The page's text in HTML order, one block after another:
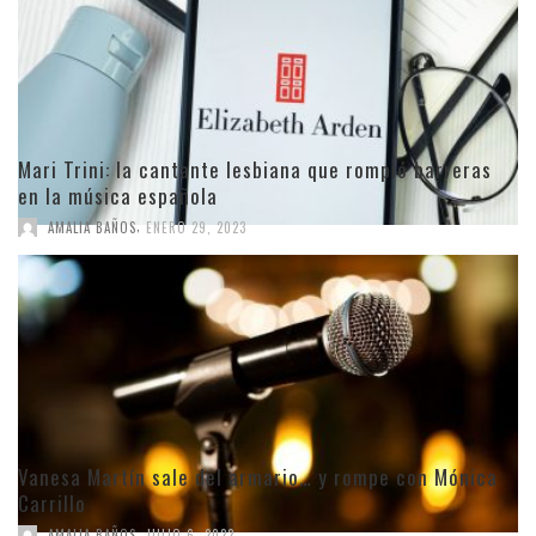
Mari Trini: la cantante lesbiana que rompió barreras
en la música española
AMALIA BAÑOS ENERO 29, 2023
Vanesa Martín sale del armario… y rompe con Mónica
Carrillo